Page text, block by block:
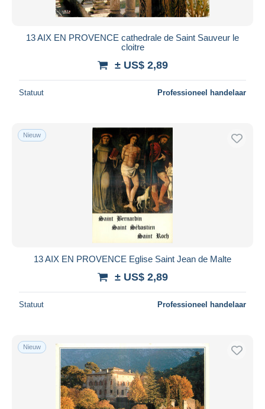
13 AIX EN PROVENCE cathedrale de Saint Sauveur le
cloitre
± US$ 2,89
Statuut Professioneel handelaar
Nieuw
13 AIX EN PROVENCE Eglise Saint Jean de Malte
± US$ 2,89
Statuut Professioneel handelaar
Nieuw